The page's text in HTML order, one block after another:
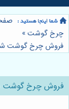
چرخ گوشت»
فروش چرخ گوشت
فروش چرخ گوشت